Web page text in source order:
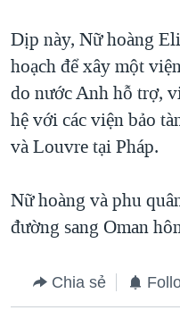
Dịp này, Nữ hoàng
hoạch để xây một
do nước Anh hỗ trợ,
hệ với các viện bảo
và Louvre tại Pháp.
Nữ hoàng và phu
đường sang Oman
Chia sẻ